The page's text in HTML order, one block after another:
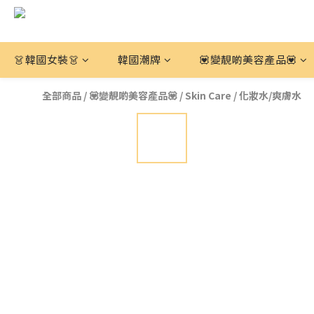
👗韓國女裝👗 韓國潮牌 💟變靚啲美容產品💟
全部商品 / 💟變靚啲美容產品💟 / Skin Care /化妝水/爽膚水